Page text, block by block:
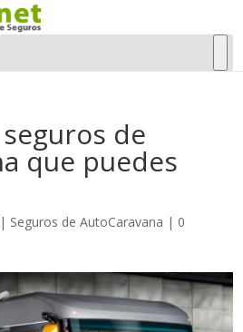
de
que puedes
| Seguros de AutoCaravana | 0